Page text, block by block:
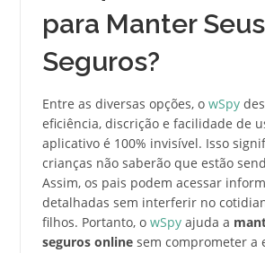
para Manter
Seguros?
Entre as diversas opções, o wSpy
eficiência, discrição e facilidade de
aplicativo é 100% invisível. Isso
crianças não saberão que estão
Assim, os pais podem acessar
detalhadas sem interferir no
filhos. Portanto, o wSpy ajuda a
seguros onlinesem comprometer a